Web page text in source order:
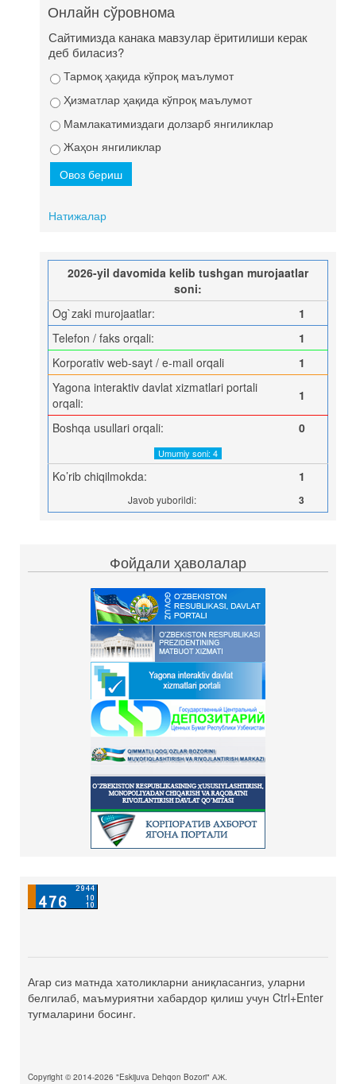
Онлайн сўровнома
Сайтимизда канака мавзулар ёритилиши керак
деб биласиз?
Тармоқ ҳақида кўпроқ маълумот
Ҳизматлар ҳақида кўпроқ маълумот
Мамлакатимиздаги долзарб янгиликлар
Жаҳон янгиликлар
Натижалар
2026-yil davomida kelib tushgan murojaatlar
soni:
Og`zaki murojaatlar:
1
Telefon / faks orqali:
1
Korporativ web-sayt / e-mail orqali
1
Yagona interaktiv davlat xizmatlari portali
orqali:
1
Boshqa usullari orqali: 0
Umumiy soni: 4
Ko’rib chiqilmokda: 1
Javob yuborildi: 3
Фойдали ҳаволалар
Агар сиз матнда хатоликларни аниқласангиз, уларни
белгилаб, маъмуриятни хабардор қилиш учун Ctrl+Enter
тугмаларини босинг.
Copyright © 2014-2026 "Eskijuva Dehqon Bozori" АЖ.